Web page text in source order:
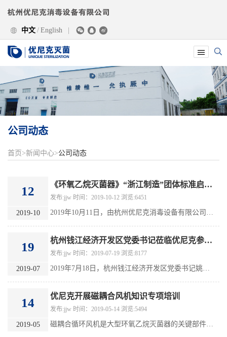
 中文 / English   


公司动态
首页 >新闻中心>公司动态
12
2019-10
《环氧乙烷灭菌器》“浙江制造”团体标准启动会暨研讨会圆满召开
发布:jjw 时间：2019-10-12 浏览:6451
19
2019-07
杭州钱江经济开发区党委书记莅临优尼克参观指导
发布:jjw 时间：2019-07-19 浏览:8177
14
2019-05
优尼克开展磁耦合风机知识专项培训
发布:jjw 时间：2019-05-14 浏览:5494